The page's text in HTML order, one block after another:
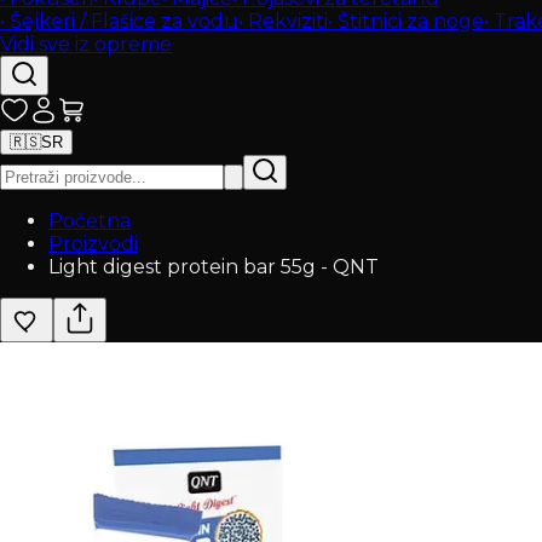
• Šejkeri / Flašice za vodu• Rekviziti• Štitnici za noge•
Vidi sve iz opreme
🇷🇸SR
Početna
Proizvodi
Light digest protein bar 55g - QNT